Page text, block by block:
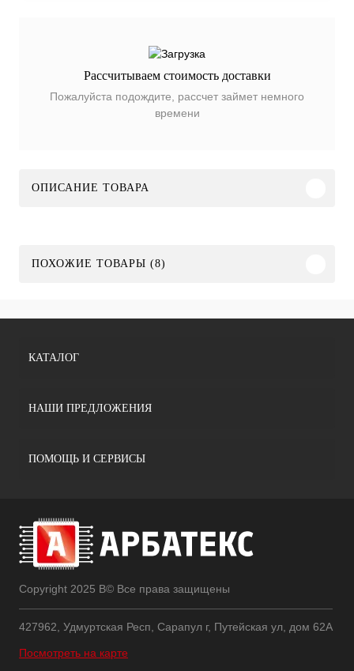
Рассчитываем стоимость доставки
Пожалуйста подождите, рассчет займет немного
времени
ОПИСАНИЕ ТОВАРА
ПОХОЖИЕ ТОВАРЫ (8)
КАТАЛОГ
НАШИ ПРЕДЛОЖЕНИЯ
ПОМОЩЬ И СЕРВИСЫ
Copyright 2025 В© Все права защищены
427962, Удмуртская Респ, Сарапул г, Путейская ул, дом 62А
Посмотреть на карте